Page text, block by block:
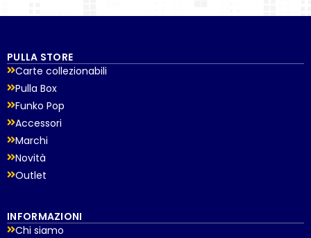
PULLA STORE
Carte collezionabili
Pulla Box
Funko Pop
Accessori
Marchi
Novità
Outlet
INFORMAZIONI
Chi siamo